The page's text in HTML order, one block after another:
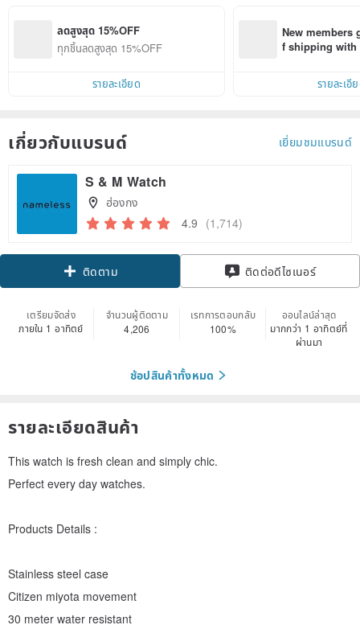
ลดสูงสุด 15%OFF
ทุกชิ้นลดสูงสุด 15%OFF
รายละเอียด
New members
f shipping
within 7 days!
รายละเอี
เกี่ยวกับแบรนด์ เยี่ยมชมแบรนด์
S & M Watch
ฮ่องกง
4.9 (1,714)
Claim coupon
ติดตาม ติดต่อดีไซเนอร์
เตรียมจัดส่ง
ภายใน 1 อาทิตย์
จำนวนผู้ติดตาม
4,206
เรทการตอบกลับ
100%
ออนไลน์ล่าสุด
มากกว่า 1 อาทิตย์ที่
ผ่านมา
ช้อปสินค้าทั้งหมด
รายละเอียดสินค้า
This watch is fresh clean and simply chic.
Perfect every day watches.
Products Details :
Stainless steel case
Citizen miyota movement
30 meter water resistant